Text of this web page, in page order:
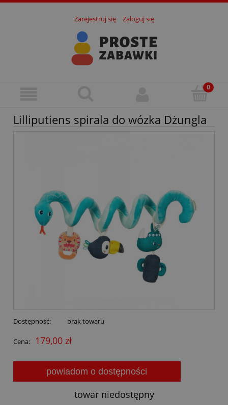
Zarejestruj się Zaloguj się
Lilliputiens spirala do wózka Dżungla
Dostępność: brak towaru
Cena: 179,00 zł
powiadom o dostępności
towar niedostępny